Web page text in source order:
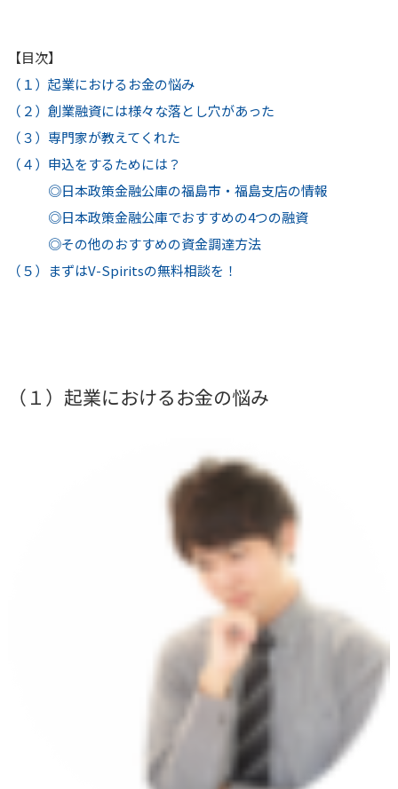
【目次】
（１）起業におけるお金の悩み
（２）創業融資には様々な落とし穴があった
（３）専門家が教えてくれた
（４）申込をするためには？
◎日本政策金融公庫の福島市・福島支店の情報
◎日本政策金融公庫でおすすめの4つの融資
◎その他のおすすめの資金調達方法
（５）まずはV-Spiritsの無料相談を！
（１）起業におけるお金の悩み